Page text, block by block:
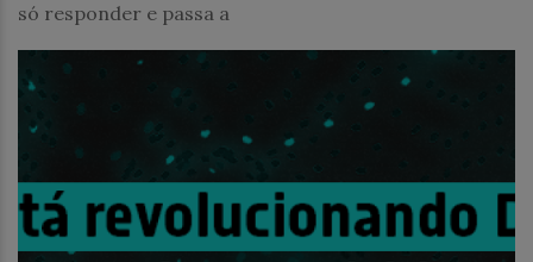
só responder e passa a